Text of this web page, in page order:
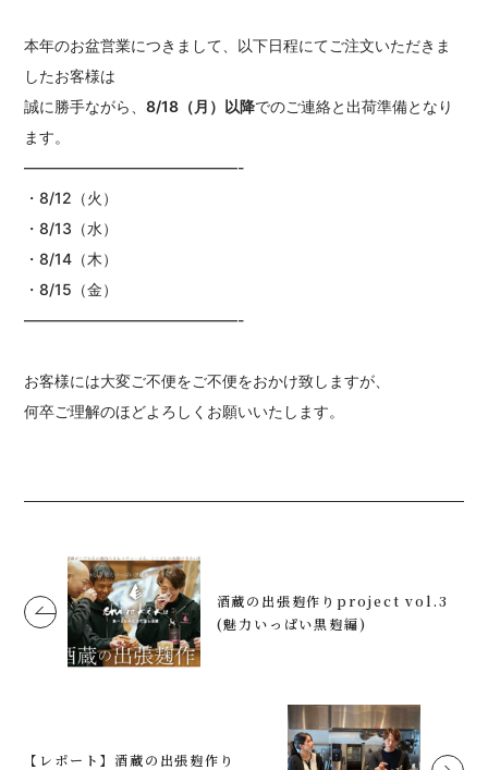
本年のお盆営業につきまして、以下日程にてご注文いただきま
したお客様は
誠に勝手ながら、8/18（月）以降でのご連絡と出荷準備となり
ます。
——————————————-
・8/12（火）
・8/13（水）
・8/14（木）
・8/15（金）
——————————————-
お客様には大変ご不便をご不便をおかけ致しますが、
何卒ご理解のほどよろしくお願いいたします。
酒蔵の出張麹作りproject vol.3
(魅力いっぱい黒麹編)
【レポート】酒蔵の出張麹作り